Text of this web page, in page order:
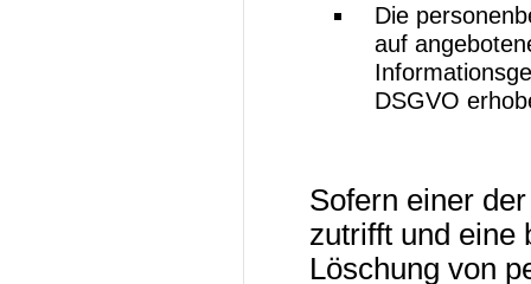
Die
auf
DSGVO
Sofern einer
zutrifft und eine
Löschung von